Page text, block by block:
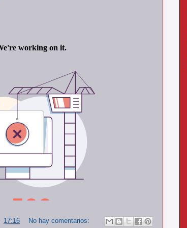
17:16 No hay comentarios: